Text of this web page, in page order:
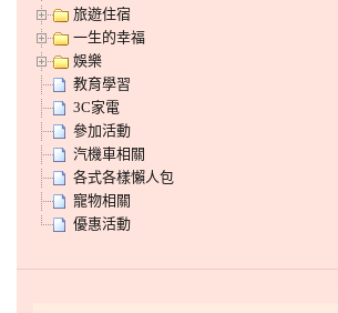
旅遊住宿
一生的幸福
娛樂
教育學習
3C家電
參加活動
汽機車相關
各式各樣懶人包
寵物相關
優惠活動